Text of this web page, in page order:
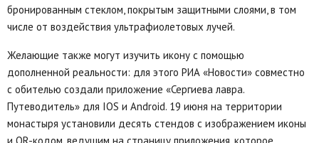
бронированным стеклом, покрытым защитными слоями, в том
числе от воздействия ультрафиолетовых лучей.
Желающие также могут изучить икону с помощью
дополненной реальности: для этого РИА «Новости» совместно
с обителью создали приложение «Сергиева лавра.
Путеводитель» для IOS и Android. 19 июня на территории
монастыря установили десять стендов с изображением иконы
и QR-кодом, ведущим на страницу приложения, которое